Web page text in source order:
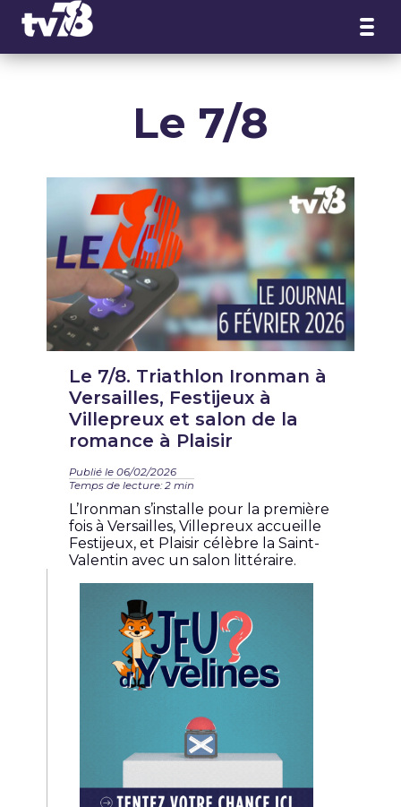
Le 7/8
Le 7/8. Triathlon Ironman à
Versailles, Festijeux à
Villepreux et salon de la
romance à Plaisir
Publié le 06/02/2026
Temps de lecture: 2 min
L’Ironman s’installe pour la première
fois à Versailles, Villepreux accueille
Festijeux, et Plaisir célèbre la Saint-
Valentin avec un salon littéraire.
Panneau de gestion des cookies